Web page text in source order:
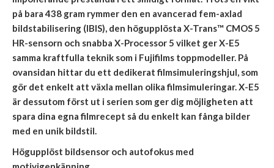
på bara 438 gram rymmer den en avancerad fem-axlad
bildstabilisering (IBIS), den högupplösta X-Trans™ CMOS 5
HR-sensorn och snabba X-Processor 5 vilket ger X-E5
samma kraftfulla teknik som i Fujifilms toppmodeller. På
ovansidan hittar du ett dedikerat filmsimuleringshjul, som
gör det enkelt att växla mellan olika filmsimuleringar. X-E5
är dessutom först ut i serien som ger dig möjligheten att
spara dina egna filmrecept så du enkelt kan fånga bilder
med en unik bildstil.
Högupplöst bildsensor och autofokus med